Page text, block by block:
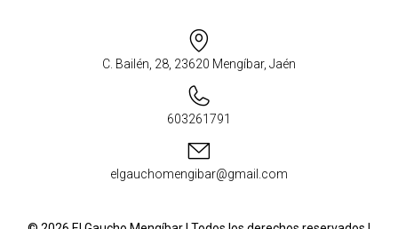
C. Bailén, 28, 23620 Mengíbar, Jaén
603261791
elgauchomengibar@gmail.com